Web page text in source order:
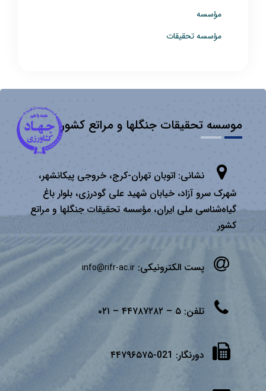
مؤسسه
مؤسسه تحقیقات
موسسه تحقیقات جنگلها و مراتع کشور
نشانی: اتوبان تهران­-كرج، خروجی پیكانشهر،
شهرک سرو آزاد، خیابان شهید علی گودرزی، بلوار باغ
گیاه‌شناسی ملی ایران، مؤسسه تحقیقات جنگلها و مراتع
كشور
پست الکترونیکی: info@rifr-ac.ir
تلفن: ۵ – ۴۴۷۸۷۲۸۲ – ۰۲۱
دورنگار: 021-۴۴۷۹۶۵۷۵